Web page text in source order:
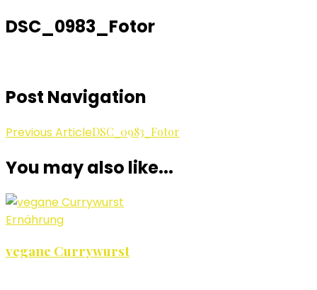
DSC_0983_Fotor
Post Navigation
Previous ArticleDSC_0983_Fotor
You may also like...
Ernährung
vegane Currywurst